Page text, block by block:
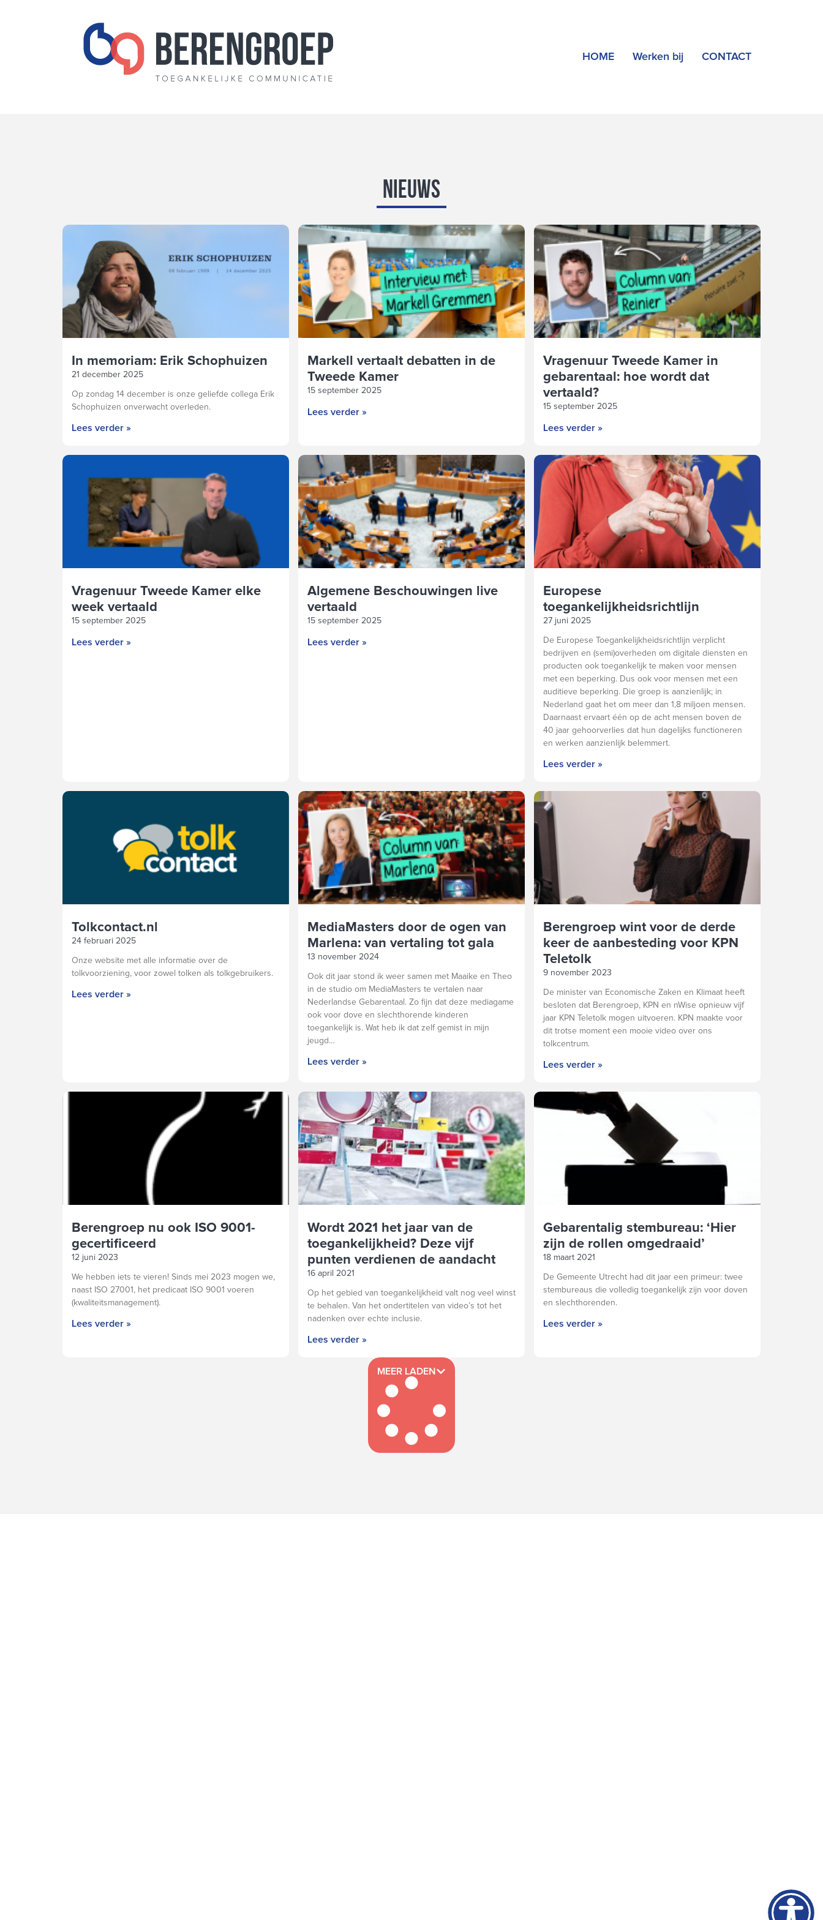
HOME Werken bij CONTACT
Nieuws
In memoriam: Erik Schophuizen
21 december 2025
Op zondag 14 december is onze geliefde collega Erik
Schophuizen onverwacht overleden.
Lees verder »
Markell vertaalt debatten in de
Tweede Kamer
15 september 2025
Lees verder »
Vragenuur Tweede Kamer in
gebarentaal: hoe wordt dat
vertaald?
15 september 2025
Lees verder »
Vragenuur Tweede Kamer elke
week vertaald
15 september 2025
Lees verder »
Algemene Beschouwingen live
vertaald
15 september 2025
Lees verder »
Europese
toegankelijkheidsrichtlijn
27 juni 2025
De Europese Toegankelijkheidsrichtlijn verplicht
bedrijven en (semi)overheden om digitale diensten en
producten ook toegankelijk te maken voor mensen
met een beperking. Dus ook voor mensen met een
auditieve beperking. Die groep is aanzienlijk; in
Nederland gaat het om meer dan 1,8 miljoen mensen.
Daarnaast ervaart één op de acht mensen boven de
40 jaar gehoorverlies dat hun dagelijks functioneren
en werken aanzienlijk belemmert.
Lees verder »
Tolkcontact.nl
24 februari 2025
Onze website met alle informatie over de
tolkvoorziening, voor zowel tolken als tolkgebruikers.
Lees verder »
MediaMasters door de ogen van
Marlena: van vertaling tot gala
13 november 2024
Ook dit jaar stond ik weer samen met Maaike en Theo
in de studio om MediaMasters te vertalen naar
Nederlandse Gebarentaal. Zo fijn dat deze mediagame
ook voor dove en slechthorende kinderen
toegankelijk is. Wat heb ik dat zelf gemist in mijn
jeugd…
Lees verder »
Berengroep wint voor de derde
keer de aanbesteding voor KPN
Teletolk
9 november 2023
De minister van Economische Zaken en Klimaat heeft
besloten dat Berengroep, KPN en nWise opnieuw vijf
jaar KPN Teletolk mogen uitvoeren. KPN maakte voor
dit trotse moment een mooie video over ons
tolkcentrum.
Lees verder »
Berengroep nu ook ISO 9001-
gecertificeerd
12 juni 2023
We hebben iets te vieren! Sinds mei 2023 mogen we,
naast ISO 27001, het predicaat ISO 9001 voeren
(kwaliteitsmanagement).
Lees verder »
Wordt 2021 het jaar van de
toegankelijkheid? Deze vijf
punten verdienen de aandacht
16 april 2021
Op het gebied van toegankelijkheid valt nog veel winst
te behalen. Van het ondertitelen van video’s tot het
nadenken over echte inclusie.
Lees verder »
Gebarentalig stembureau: ‘Hier
zijn de rollen omgedraaid’
18 maart 2021
De Gemeente Utrecht had dit jaar een primeur: twee
stembureaus die volledig toegankelijk zijn voor doven
en slechthorenden.
Lees verder »
MEER LADEN